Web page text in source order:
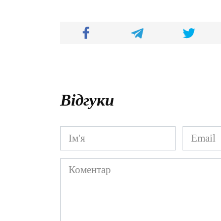
Відгуки
Ім'я
*
Email
*
Коментар